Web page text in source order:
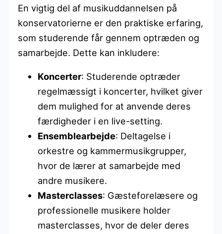
En vigtig del af musikuddannelsen på
konservatorierne er den praktiske erfaring,
som studerende får gennem optræden og
samarbejde. Dette kan inkludere:
Koncerter: Studerende optræder
regelmæssigt i koncerter, hvilket giver
dem mulighed for at anvende deres
færdigheder i en live-setting.
Ensemblearbejde: Deltagelse i
orkestre og kammermusikgrupper,
hvor de lærer at samarbejde med
andre musikere.
Masterclasses: Gæsteforelæsere og
professionelle musikere holder
masterclasses, hvor de deler deres